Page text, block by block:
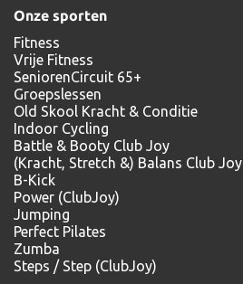
Onze sporten
Fitness
Vrije Fitness
SeniorenCircuit 65+
Groepslessen
Old Skool Kracht & Conditie
Indoor Cycling
Battle & Booty Club Joy
(Kracht, Stretch &) Balans Club Joy
B-Kick
Power (ClubJoy)
Jumping
Perfect Pilates
Zumba
Steps / Step (ClubJoy)